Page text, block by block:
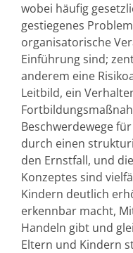
wobei häufig
gestiegenes
organisatorische
Einführung sind;
anderem eine
Leitbild, ein
Beschwerdewege
durch einen
den Ernstfall, und
Konzeptes sind
Kindern deutlich
erkennbar macht,
Handeln gibt und
Eltern und Kindern